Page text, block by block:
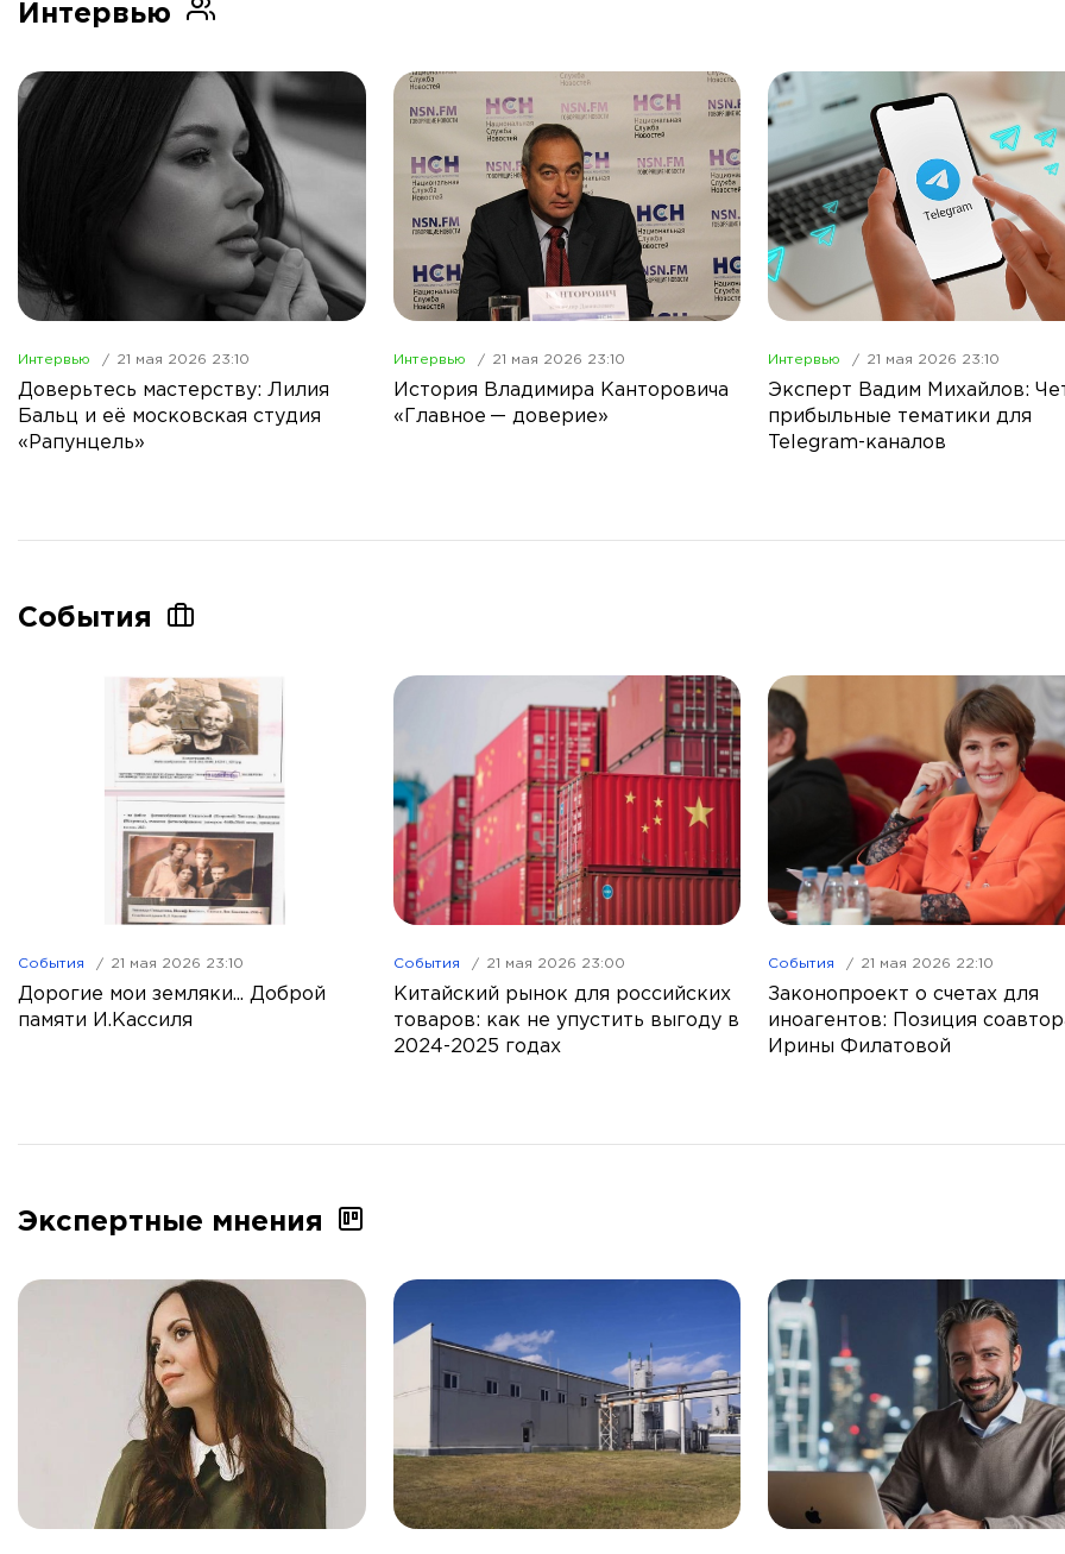
Интервью
Интервью 21 мая 2026 23:10
Доверьтесь мастерству: Лилия
Бальц и её московская студия
«Рапунцель»
Интервью 21 мая 2026 23:10
История Владимира Канторовича
«Главное — доверие»
Интервью 21 мая 2026 23:10
Эксперт Вадим Михайлов:
прибыльные тематики для
Telegram-каналов
События
События 21 мая 2026 23:10
Дорогие мои земляки... Доброй
памяти И.Кассиля
События 21 мая 2026 23:00
Китайский рынок для российских
товаров: как не упустить выгоду в
2024-2025 годах
События 21 мая 2026 22:10
Законопроект о счетах для
иноагентов: Позиция
Ирины Филатовой
Экспертные мнения